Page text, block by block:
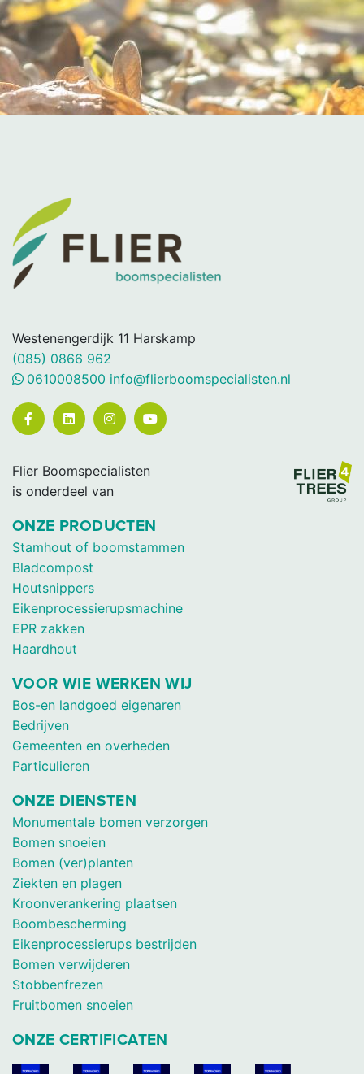
Westenengerdijk 11 Harskamp
(085) 0866 962
0610008500 info@flierboomspecialisten.nl
Flier Boomspecialisten
is onderdeel van
ONZE PRODUCTEN
Stamhout of boomstammen
Bladcompost
Houtsnippers
Eikenprocessierupsmachine
EPR zakken
Haardhout
VOOR WIE WERKEN WIJ
Bos-en landgoed eigenaren
Bedrijven
Gemeenten en overheden
Particulieren
ONZE DIENSTEN
Monumentale bomen verzorgen
Bomen snoeien
Bomen (ver)planten
Ziekten en plagen
Kroonverankering plaatsen
Boombescherming
Eikenprocessierups bestrijden
Bomen verwijderen
Stobbenfrezen
Fruitbomen snoeien
ONZE CERTIFICATEN